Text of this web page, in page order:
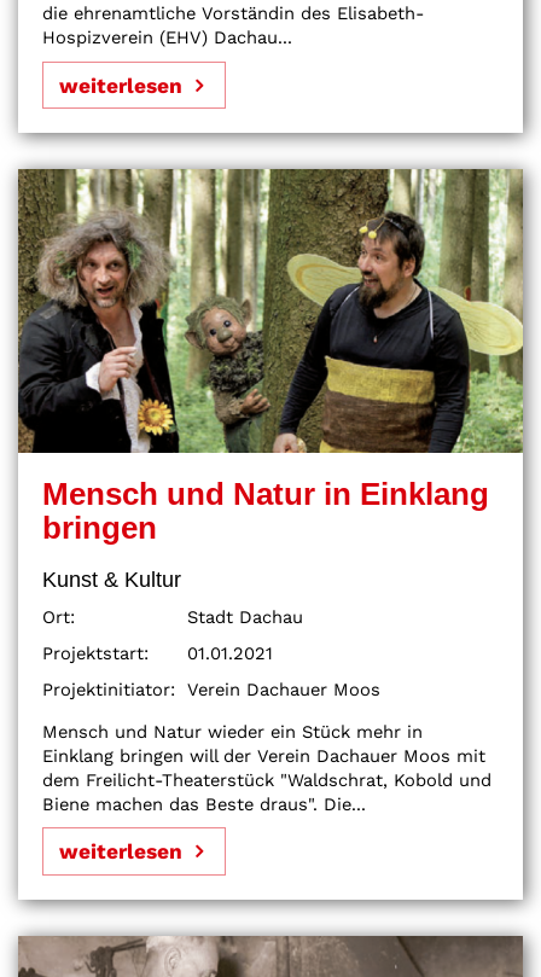
die ehrenamtliche Vorständin des Elisabeth-
Hospizverein (EHV) Dachau...
weiterlesen
Mensch und Natur in Einklang
bringen
Kunst & Kultur
Ort:
Stadt Dachau
Projektstart:
01.01.2021
Projektinitiator:
Verein Dachauer Moos
Mensch und Natur wieder ein Stück mehr in
Einklang bringen will der Verein Dachauer Moos mit
dem Freilicht-Theaterstück "Waldschrat, Kobold und
Biene machen das Beste draus". Die...
weiterlesen